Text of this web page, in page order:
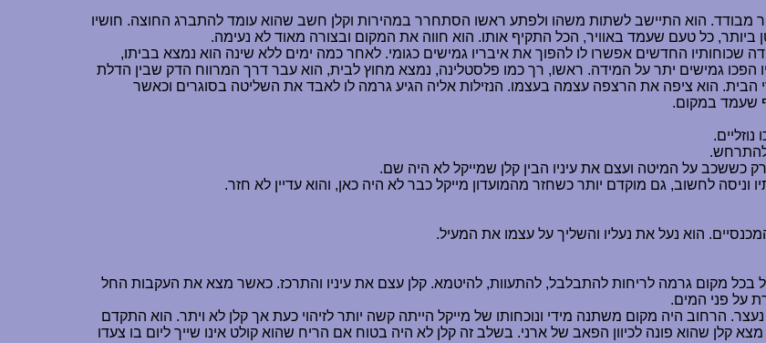
מבודד. הוא התיישב לשתות משהו ולפתע ראשו הסתחרר במהירות וקלן חשב שהוא עומד להתברג החוצה. חושיו
ביותר, כל טעם שעמד באוויר, הכל התקיף אותו. הוא חווה את המקום ובצורה מאוד לא נעימה.
החדשים אפשרו לו להפוך את איבריו גמישים כגומי. לאחר כמה ימים ללא שינה הוא נמצא בביתו,
הפכו גמישים יתר על המידה. ראשו, רך כמו פלסטלינה, נמצא מחוץ לבית, הוא עבר דרך המרווח הדק שבין הדלת
הבית. הוא ציפה את הרצפה עצמה בעצמו. הנזילות אליה הגיע גרמה לו לאבד את השליטה בסוגרים וכאשר
שעמד במקום.
להתרחש.
כששכב על המיטה ועצם את עיניו הבין קלן שמייקל לא היה שם.
וניסה לחשוב, גם מוקדם יותר כשחזר מהמועדון מייקל כבר לא היה כאן, והוא עדיין לא חזר.
הוא נעל את נעליו והשליך על עצמו את המעיל.
בכל מקום גרמה לריחות להתבלבל, להתעוות, להיטמא. קלן עצם את עיניו והתרכז. כאשר מצא את העקבות החל
על פני המים.
הרחוב היה מקום משתנה מידי ונוכחותו של מייקל הייתה קשה יותר לזיהוי כעת אך קלן לא ויתר. הוא התקדם
קלן שהוא פונה לכיוון הפאב של ארני. בשלב זה קלן לא היה בטוח אם הריח שהוא קולט אינו שייך ליום בו צעדו